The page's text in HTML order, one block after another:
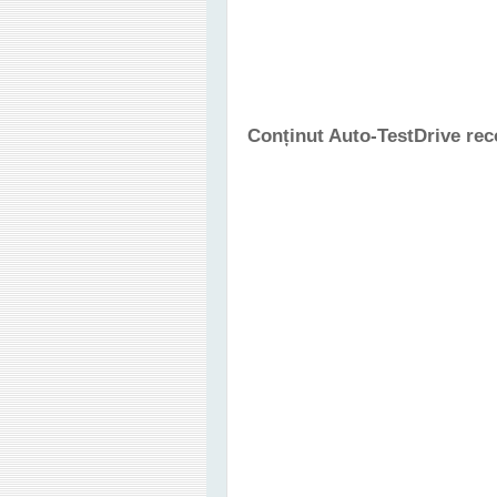
Conținut Auto-TestDrive